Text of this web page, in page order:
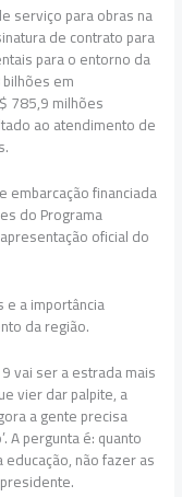
serviço para obras na
de contrato para
para o entorno da
em
785,9 milhões
ao atendimento de
embarcação financiada
do Programa
oficial do
a importância
da região.
vai ser a estrada mais
vier dar palpite, a
a gente precisa
A pergunta é: quanto
não fazer as